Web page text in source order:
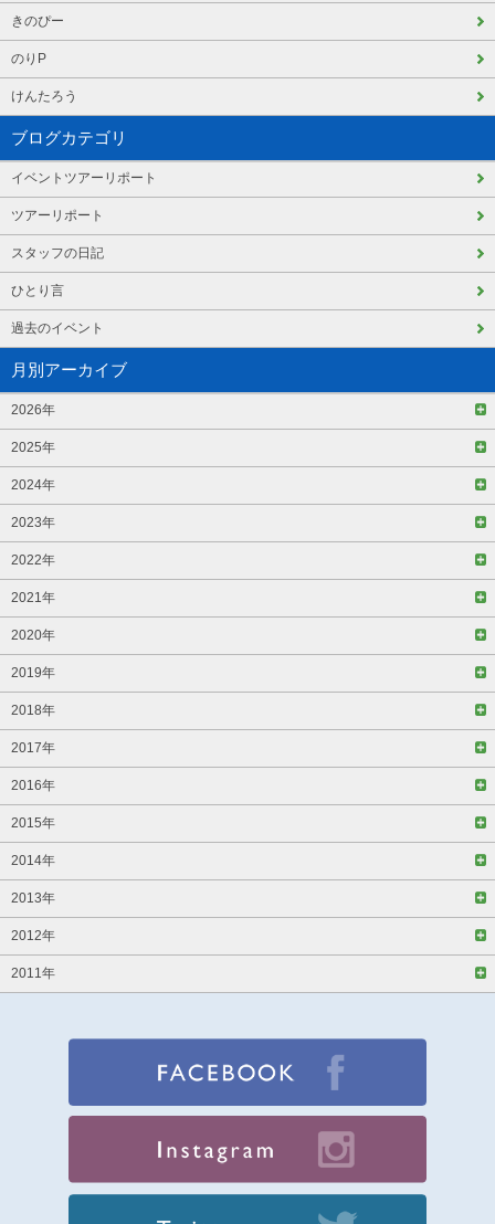
きのぴー
のりP
けんたろう
ブログカテゴリ
イベントツアーリポート
ツアーリポート
スタッフの日記
ひとり言
過去のイベント
月別アーカイブ
2026年
2025年
2024年
2023年
2022年
2021年
2020年
2019年
2018年
2017年
2016年
2015年
2014年
2013年
2012年
2011年